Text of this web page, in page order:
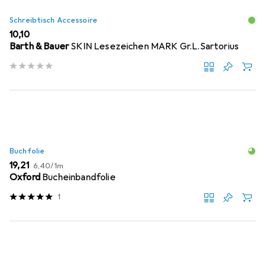
Schreibtisch Accessoire
EUR
10,10
Barth & BauerSKIN Lesezeichen MARK Gr.L.Sartorius
Buchfolie
EUR
19,21 EUR
6,40/1m
Oxford Bucheinbandfolie
1